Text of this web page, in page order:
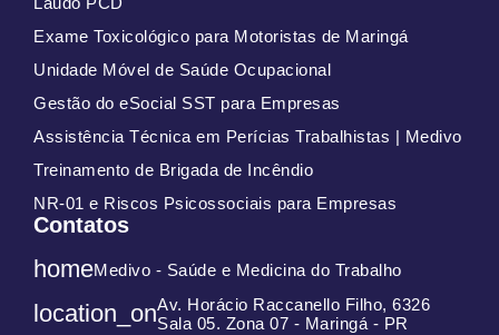
Exame Toxicológico para Motoristas de Maringá
Unidade Móvel de Saúde Ocupacional
Gestão do eSocial SST para Empresas
Assistência Técnica em Perícias Trabalhistas | Medivo
Treinamento de Brigada de Incêndio
NR-01 e Riscos Psicossociais para Empresas
Contatos
homeMedivo - Saúde e Medicina do Trabalho
location_onAv. Horácio Raccanello Filho, 6326
Sala 05. Zona 07 - Maringá - PR